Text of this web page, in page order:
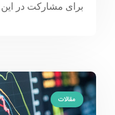
برای مشارکت در
مقالات